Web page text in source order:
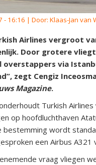
- 16:16 | Door: Klaas-Jan van
Airlines vergroot
Door grotere
via
zegt Cengiz
Magazine.
Turkish
op hoofdluchthaven
bestemming wordt
een Airbus A321
vraag vliegen